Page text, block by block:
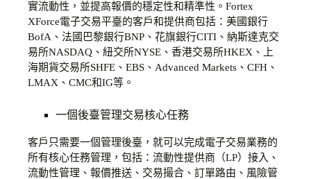
實流動性，並提高報價的穩定性和精準性。Fortex
XForce電子交易平臺的客戶和提供商包括：美國銀行
BofA、法國巴黎銀行BNP、花旗銀行CITI、納斯達克交
易所NASDAQ、紐交所NYSE、香港交易所HKEX、上
海期貨交易所SHFE、EBS、Advanced Markets、CFH、
LMAX、CMC和IG等。
一個後臺管理交易核心任務
客戶只需要一個管理後臺，就可以完成電子交易業務的
所有核心任務管理，包括：流動性提供商（LP）接入、
流動性管理、報價推送、交易撮合、訂單路由、風險管